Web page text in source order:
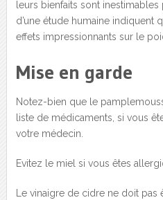
leurs bienfaits sont inestimables
d’une étude humaine indiquent
effets impressionnants sur le
Mise en garde
Notez-bien que le
liste de médicaments, si vous
votre médecin.
Evitez le miel si vous êtes
Le vinaigre de cidre ne doit pas